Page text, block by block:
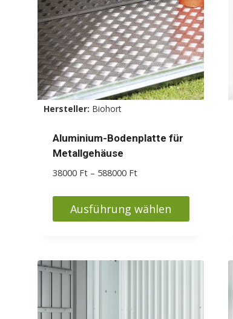
Hersteller: Biohort
Aluminium-Bodenplatte für
Metallgehäuse
38000 Ft – 588000 FtPreisspanne:
bis
588000 Ft
Ausführung wählen
weist
mehrere
auf.